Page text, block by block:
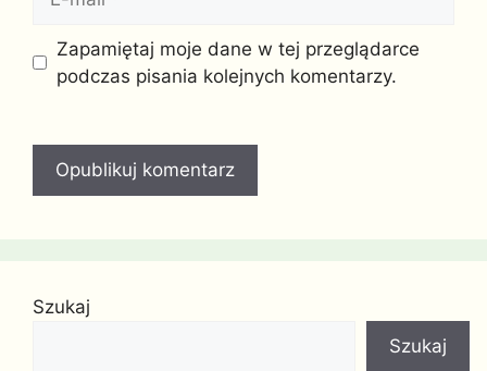
mail
Witryna
internetowa
Zapamiętaj moje dane w tej przeglądarce
podczas pisania kolejnych komentarzy.
Szukaj
Szukaj